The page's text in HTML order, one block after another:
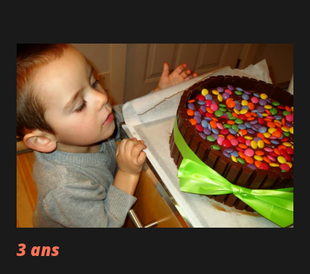
mangé : Soupe Tum Yum Kha (citronnelle et lait de coco).
Rouleau impérial, brochette de satay au poulet et
dumplings aux arachides (sans moi). Pour les plats, on
pouvait choisir parmi 18 sauces plus ou moins épicées
avec notre viande ou fruit de mer préféré : calmars,
pétoncles... Il faut toutefois rajouter 2$ pour le riz et ça
c'est pas sympa. Et pour le dessert, un super cheesecake
aux framboises...
3 ans